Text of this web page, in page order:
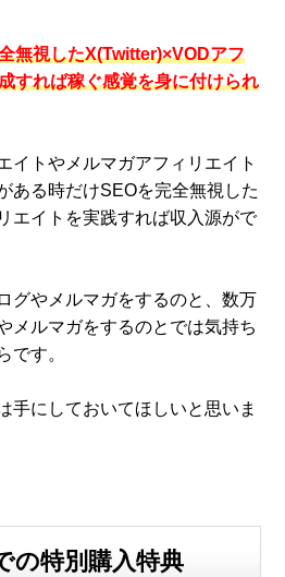
無視したX(Twitter)×VODアフ
すれば稼ぐ感覚を身に付けられ
イトやメルマガアフィリエイト
ある時だけSEOを完全無視した
エイトを実践すれば収入源がで
グやメルマガをするのと、数万
メルマガをするのとでは気持ち
です。
手にしておいてほしいと思いま
の特別購入特典